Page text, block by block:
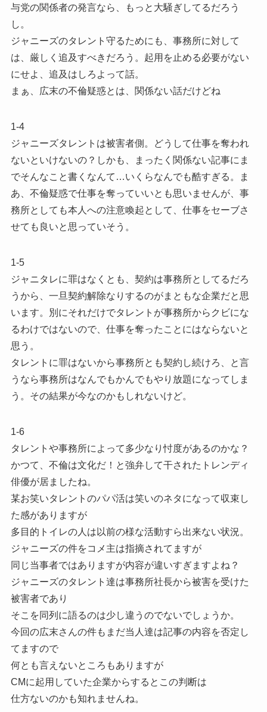
与党の関係者の発言なら、もっと大騒ぎしてるだろう
し。
ジャニーズのタレント守るためにも、事務所に対して
は、厳しく追及すべきだろう。起用を止める必要がない
にせよ、追及はしろよって話。
まぁ、広末の不倫疑惑とは、関係ない話だけどね
1-4
ジャニーズタレントは被害者側。どうして仕事を奪われ
ないといけないの？しかも、まったく関係ない記事にま
でそんなこと書くなんて…いくらなんでも酷すぎる。ま
あ、不倫疑惑で仕事を奪っていいとも思いませんが、事
務所としても本人への注意喚起として、仕事をセーブさ
せても良いと思っていそう。
1-5
ジャニタレに罪はなくとも、契約は事務所としてるだろ
うから、一旦契約解除なりするのがまともな企業だと思
います。別にそれだけでタレントが事務所からクビにな
るわけではないので、仕事を奪ったことにはならないと
思う。
タレントに罪はないから事務所とも契約し続けろ、と言
うなら事務所はなんでもかんでもやり放題になってしま
う。その結果が今なのかもしれないけど。
1-6
タレントや事務所によって多少なり忖度があるのかな？
かつて、不倫は文化だ！と強弁して干されたトレンディ
俳優が居ましたね。
某お笑いタレントのパパ活は笑いのネタになって収束し
た感がありますが
多目的トイレの人は以前の様な活動すら出来ない状況。
ジャニーズの件をコメ主は指摘されてますが
同じ当事者ではありますが内容が違いすぎますよね？
ジャニーズのタレント達は事務所社長から被害を受けた
被害者であり
そこを同列に語るのは少し違うのでないでしょうか。
今回の広末さんの件もまだ当人達は記事の内容を否定し
てますので
何とも言えないところもありますが
CMに起用していた企業からするとこの判断は
仕方ないのかも知れませんね。